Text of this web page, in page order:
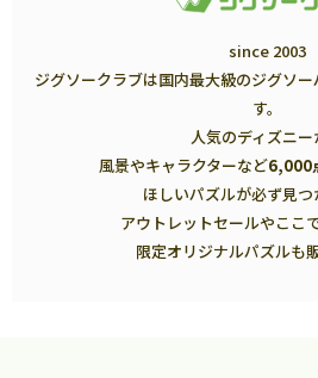
since 2003
ジグソークラブは国内最大級のジグソ
す。
人気のディズニー
風景やキャラクターなど6,000
ほしいパズルが必ず見つ
アウトレットセールやここ
限定オリジナルパズルも